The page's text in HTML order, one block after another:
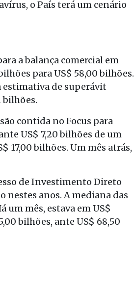
o País terá um cenário
a balança comercial em
para US$ 58,00 bilhões.
estimativa de superávit
bilhões.
contida no Focus para
US$ 7,20 bilhões de um
17,00 bilhões. Um mês atrás,
de Investimento Direto
nestes anos. A mediana das
um mês, estava em US$
bilhões, ante US$ 68,50